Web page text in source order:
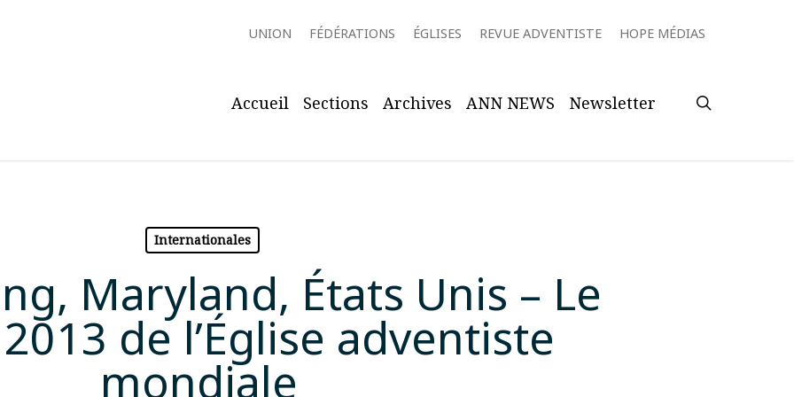
UNION FÉDÉRATIONS ÉGLISES REVUE ADVENTISTE HOPE MÉDIAS
Accueil Sections Archives ANN NEWS Newsletter
Internationales
Maryland, États Unis – Le
de l’Église adventiste
mondiale